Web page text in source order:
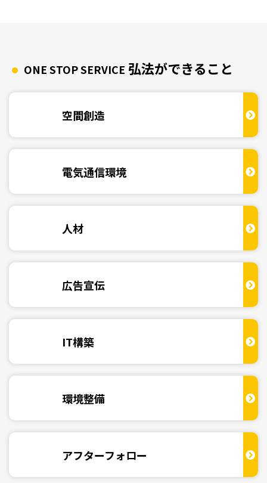
ONE STOP SERVICE 弘法ができること
空間創造
電気通信環境
人材
広告宣伝
IT構築
環境整備
アフターフォロー